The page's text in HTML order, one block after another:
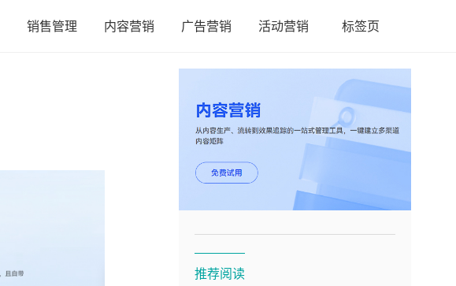
销售管理 内容营销 广告营销 活动营销 标签页
推荐阅读